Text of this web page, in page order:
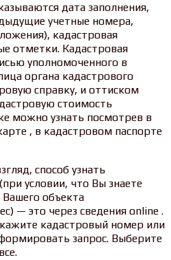
дата заполнения,
учетные номера,
кадастровая
отметки. Кадастровая
уполномоченного в
органа кадастрового
справку, и оттиском
стоимость
можно узнать посмотрев в
, в кадастровом паспорте
способ узнать
условии, что Вы знаете
объекта
— это через сведения online .
кадастровый номер или
запрос. Выберите